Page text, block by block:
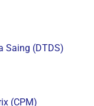
Saing (DTDS)
(CPM)